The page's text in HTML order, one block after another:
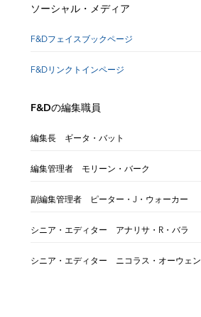
ソーシャル・メディア
F&Dフェイスブックページ
F&Dリンクトインページ
F&Dの編集職員
編集長 ギータ・バット
編集管理者 モリーン・バーク
副編集管理者 ピーター・J・ウォーカー
シニア・エディター アナリサ・R・バラ
シニア・エディター ニコラス・オーウェン